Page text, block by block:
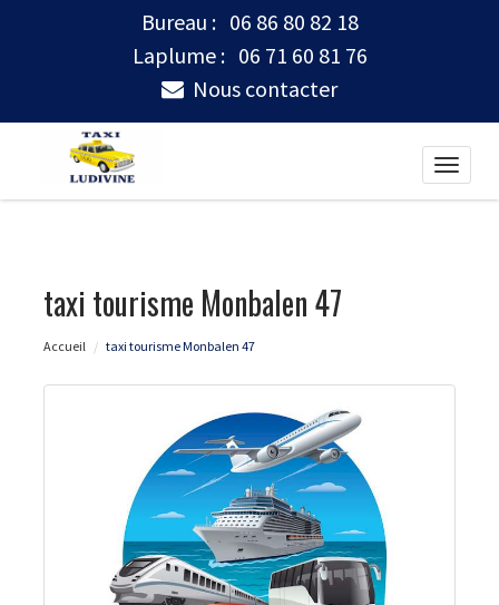
Bureau : 06 86 80 82 18
Laplume : 06 71 60 81 76
Nous contacter
Toggle
taxi tourisme Monbalen 47
Accueil taxi tourisme Monbalen 47